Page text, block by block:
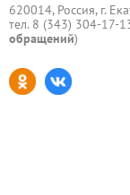
620014, Россия, г.
тел. 8 (343) 304-17-
обращений)